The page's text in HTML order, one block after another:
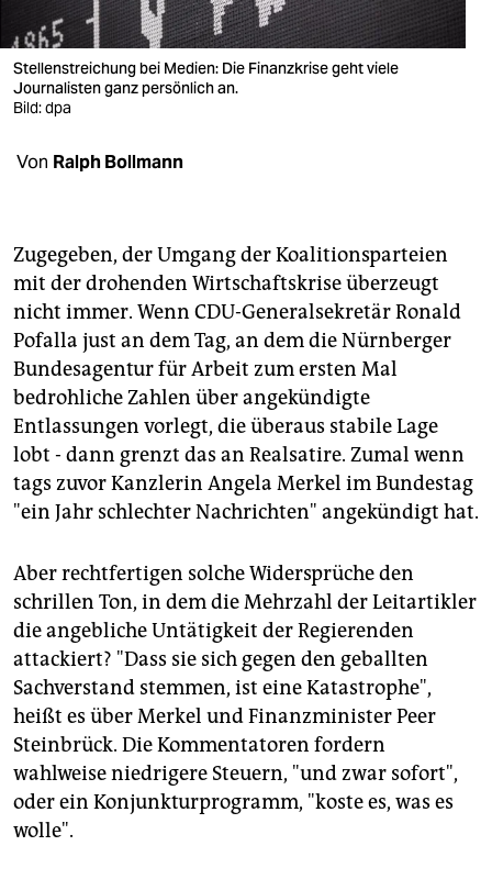
verlag
veranstaltungen
shop
fragen & hilfe
genossenschaft
epaper login
Stellenstreichung bei Medien: Die Finanzkrise geht viele
Journalisten ganz persönlich an.
Bild: dpa
Von Ralph Bollmann
Zugegeben, der Umgang der Koalitionsparteien
mit der drohenden Wirtschaftskrise überzeugt
nicht immer. Wenn CDU-Generalsekretär Ronald
Pofalla just an dem Tag, an dem die Nürnberger
Bundesagentur für Arbeit zum ersten Mal
bedrohliche Zahlen über angekündigte
Entlassungen vorlegt, die überaus stabile Lage
lobt - dann grenzt das an Realsatire. Zumal wenn
tags zuvor Kanzlerin Angela Merkel im Bundestag
"ein Jahr schlechter Nachrichten" angekündigt hat.
Aber rechtfertigen solche Widersprüche den
schrillen Ton, in dem die Mehrzahl der Leitartikler
die angebliche Untätigkeit der Regierenden
attackiert? "Dass sie sich gegen den geballten
Sachverstand stemmen, ist eine Katastrophe",
heißt es über Merkel und Finanzminister Peer
Steinbrück. Die Kommentatoren fordern
wahlweise niedrigere Steuern, "und zwar sofort",
oder ein Konjunkturprogramm, "koste es, was es
wolle".